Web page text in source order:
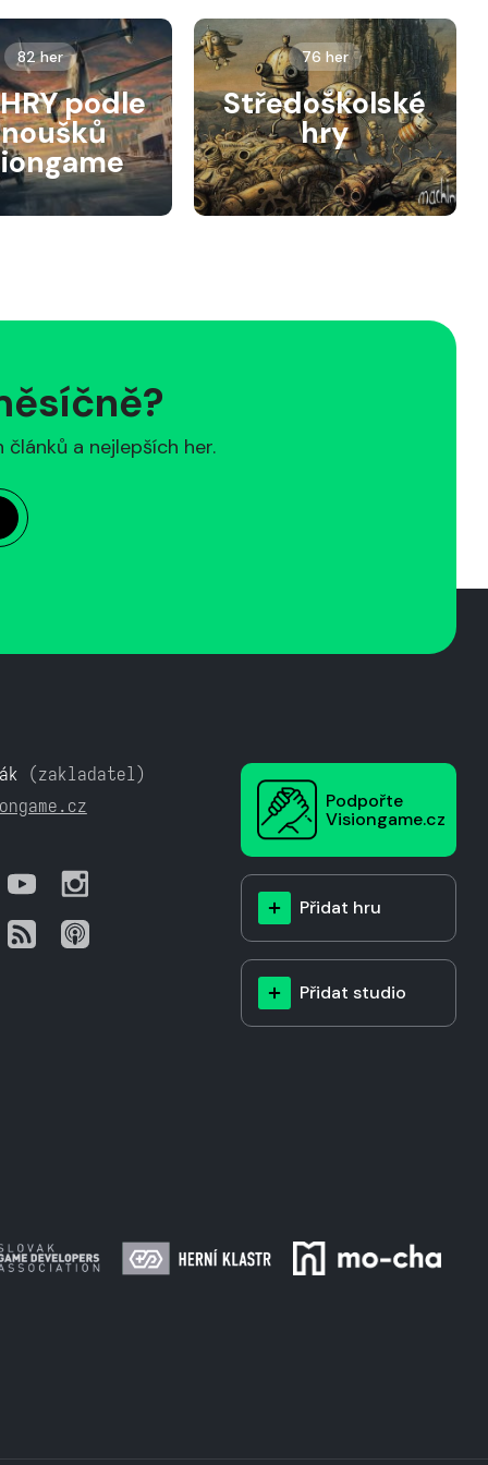
82 her
podle
76 her
Středoškolské
hry
a nejlepších her.
(zakladatel)
Podpořte
Visiongame.cz
Přidat hru
Přidat studio